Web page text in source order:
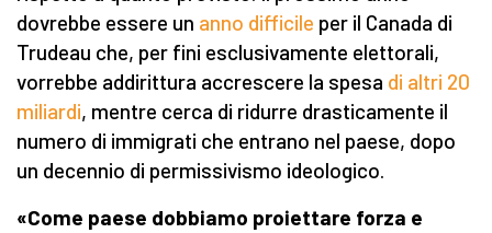
dovrebbe essere un anno difficile per il Canada di
Trudeau che, per fini esclusivamente elettorali,
vorrebbe addirittura accrescere la spesa di altri 20
miliardi, mentre cerca di ridurre drasticamente il
numero di immigrati che entrano nel paese, dopo
un decennio di permissivismo ideologico.
«Come paese dobbiamo proiettare forza e